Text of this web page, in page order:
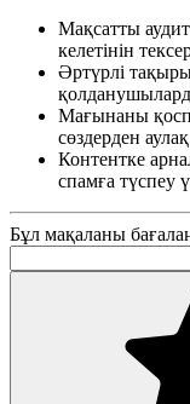
Мақсатты
келетінін
Әртүрлі
Мағынаны
сөздерден
Контентке
спамға түспеу
Бұл мақаланы